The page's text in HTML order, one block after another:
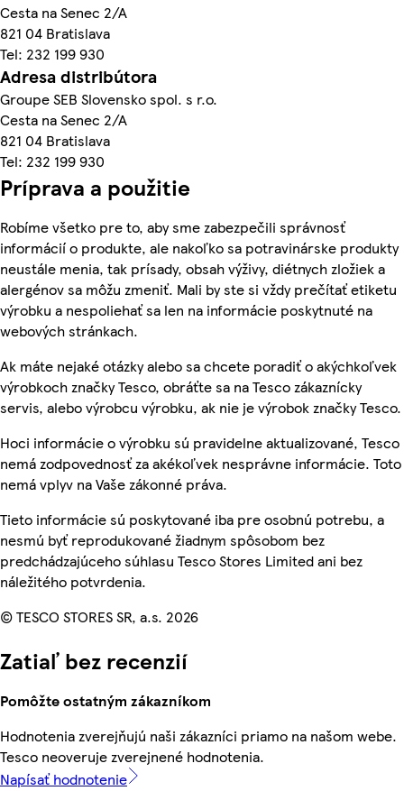
Cesta na Senec 2/A
821 04 Bratislava
Tel: 232 199 930
Adresa distribútora
Groupe SEB Slovensko spol. s r.o.
Cesta na Senec 2/A
821 04 Bratislava
Tel: 232 199 930
Príprava a použitie
Robíme všetko pre to, aby sme zabezpečili správnosť
informácií o produkte, ale nakoľko sa potravinárske produkty
neustále menia, tak prísady, obsah výživy, diétnych zložiek a
alergénov sa môžu zmeniť. Mali by ste si vždy prečítať etiketu
výrobku a nespoliehať sa len na informácie poskytnuté na
webových stránkach.
Ak máte nejaké otázky alebo sa chcete poradiť o akýchkoľvek
výrobkoch značky Tesco, obráťte sa na Tesco zákaznícky
servis, alebo výrobcu výrobku, ak nie je výrobok značky Tesco.
Hoci informácie o výrobku sú pravidelne aktualizované, Tesco
nemá zodpovednosť za akékoľvek nesprávne informácie. Toto
nemá vplyv na Vaše zákonné práva.
Tieto informácie sú poskytované iba pre osobnú potrebu, a
nesmú byť reprodukované žiadnym spôsobom bez
predchádzajúceho súhlasu Tesco Stores Limited ani bez
náležitého potvrdenia.
© TESCO STORES SR, a.s. 2026
Zatiaľ bez recenzií
Pomôžte ostatným zákazníkom
Hodnotenia zverejňujú naši zákazníci priamo na našom webe.
Tesco neoveruje zverejnené hodnotenia.
Napísať hodnotenie